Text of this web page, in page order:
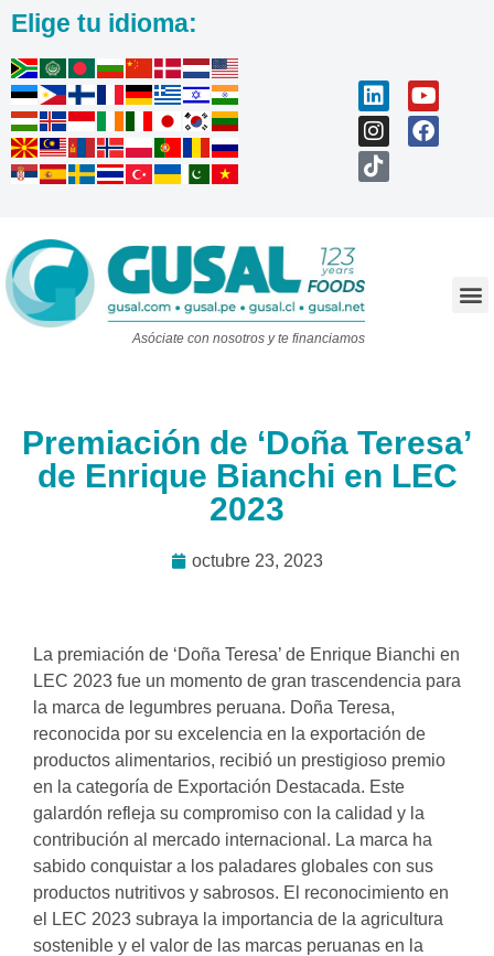
Elige tu idioma:
Asóciate con nosotros y te financiamos
Premiación de ‘Doña Teresa’
de Enrique Bianchi en LEC
2023
octubre 23, 2023
La premiación de ‘Doña Teresa’ de Enrique Bianchi en
LEC 2023 fue un momento de gran trascendencia para
la marca de legumbres peruana. Doña Teresa,
reconocida por su excelencia en la exportación de
productos alimentarios, recibió un prestigioso premio
en la categoría de Exportación Destacada. Este
galardón refleja su compromiso con la calidad y la
contribución al mercado internacional. La marca ha
sabido conquistar a los paladares globales con sus
productos nutritivos y sabrosos. El reconocimiento en
el LEC 2023 subraya la importancia de la agricultura
sostenible y el valor de las marcas peruanas en la